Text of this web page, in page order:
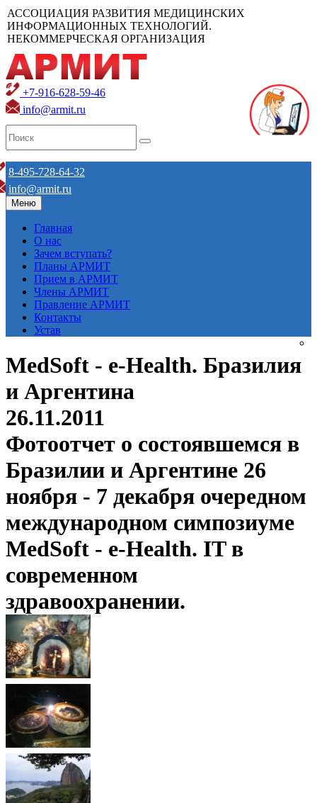
АССОЦИАЦИЯ РАЗВИТИЯ МЕДИЦИНСКИХ
ИНФОРМАЦИОННЫХ ТЕХНОЛОГИЙ.
НЕКОММЕРЧЕСКАЯ ОРГАНИЗАЦИЯ
+7-916-628-59-46
info@armit.ru
8-495-728-64-32
info@armit.ru
Меню
Главная
О нас
Зачем вступать?
Планы АРМИТ
Прием в АРМИТ
Члены АРМИТ
Правление АРМИТ
Контакты
Устав
MedSoft - e-Health. Бразилия
и Аргентина
26.11.2011
Фотоотчет о состоявшемся в
Бразилии и Аргентине 26
ноября - 7 декабря очередном
международном симпозиуме
MedSoft - e-Health. IT в
современном
здравоохранении.